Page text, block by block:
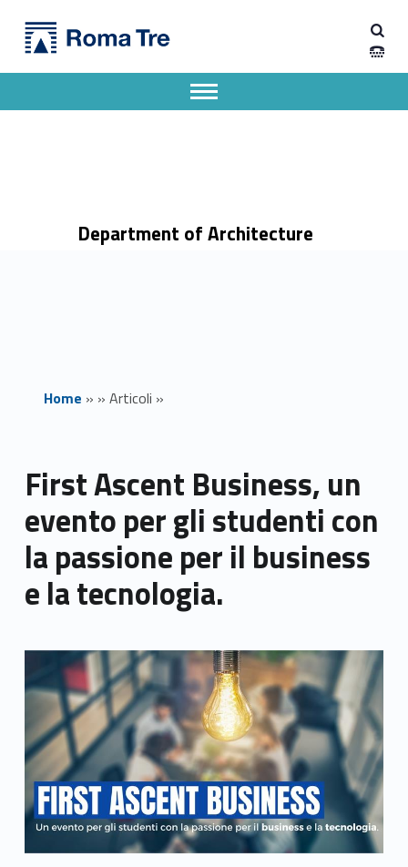
First Ascent Business, un evento per gli studenti con la passione per il business e la tecnologia. - Dipartimento di Architettura
Department of Architecture
Apri il menu secondario
Header info sidebar
Home » » Articoli »
First Ascent Business, un
evento per gli studenti con
la passione per il business
e la tecnologia.
Link identifier archive #link-archive-thumb-soap-34435